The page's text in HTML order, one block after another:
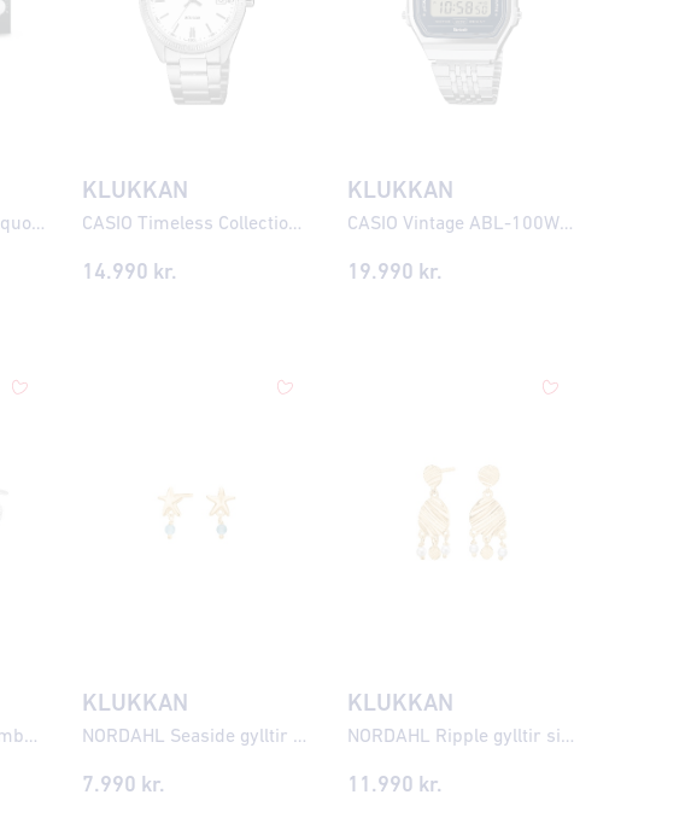
Severin Örbylgjuofn &quot;flat-bed&quot; 20L 800W
KLUKKAN
CASIO Timeless Collection UTP-1302PD-7AVEF
14.990 kr.
KLUKKAN
CASIO Vintage ABL-100WE-2AEF Snjallúr
19.990 kr.
JOANLI Rikke silfurarmband með zirkonia ●400900
KLUKKAN
NORDAHL Seaside gylltir silfureyrnalokkar ●735900
7.990 kr.
KLUKKAN
NORDAHL Ripple gylltir silfureyrnalokkar ●785900
11.990 kr.